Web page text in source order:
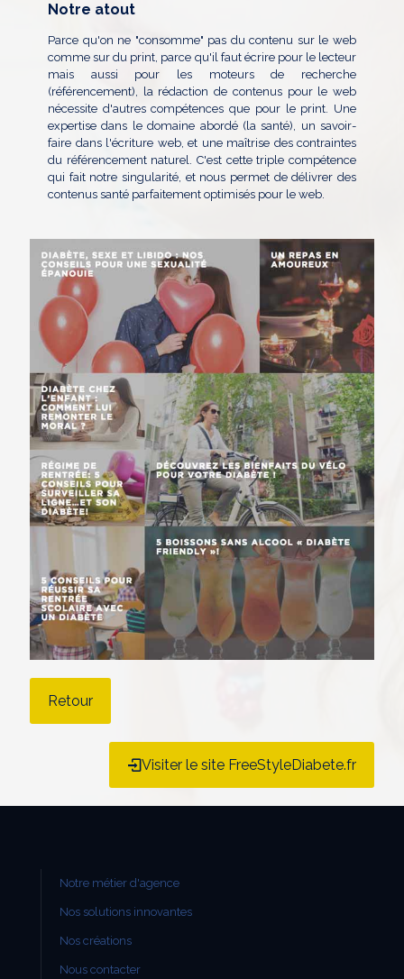
Notre atout
Parce qu'on ne "consomme" pas du contenu sur le web
comme sur du print, parce qu'il faut écrire pour le lecteur
mais aussi pour les moteurs de recherche
(référencement), la rédaction de contenus pour le web
nécessite d'autres compétences que pour le print. Une
expertise dans le domaine abordé (la santé), un savoir-
faire dans l'écriture web, et une maîtrise des contraintes
du référencement naturel. C'est cette triple compétence
qui fait notre singularité, et nous permet de délivrer des
contenus santé parfaitement optimisés pour le web.
Retour
Visiter le site FreeStyleDiabete.fr
Notre métier d'agence
Nos solutions innovantes
Nos créations
Nous contacter